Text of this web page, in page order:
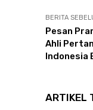
BERITA
Pesan
Ahli
Indonesia
ARTIKEL